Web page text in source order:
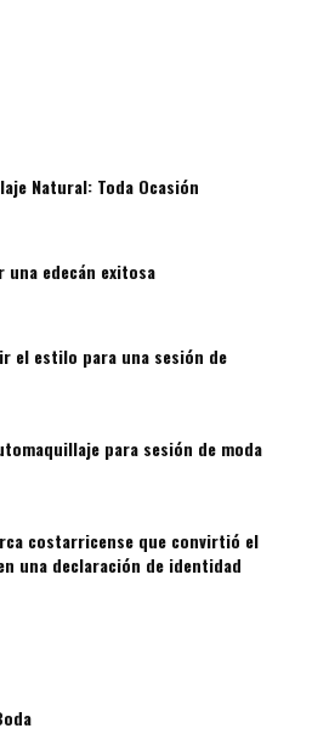
Natural: Toda Ocasión
una edecán exitosa
el estilo para una sesión de
para sesión de moda
costarricense que convirtió el
una declaración de identidad